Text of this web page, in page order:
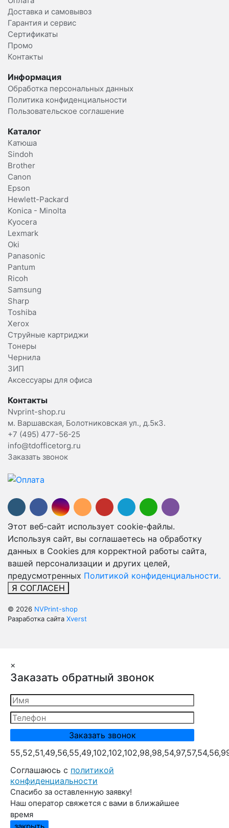
Доставка и самовывоз
Гарантия и сервис
Сертификаты
Промо
Контакты
Информация
Обработка персональных данных
Политика конфиденциальности
Пользовательское соглашение
Каталог
Катюша
Sindoh
Brother
Canon
Epson
Hewlett-Packard
Konica - Minolta
Kyocera
Lexmark
Oki
Panasonic
Pantum
Ricoh
Samsung
Sharp
Toshiba
Xerox
Струйные картриджи
Тонеры
Чернила
ЗИП
Аксессуары для офиса
Контакты
Nvprint-shop.ru
м. Варшавская, Болотниковская ул., д.5к3.
+7 (495) 477-56-25
info@tdofficetorg.ru
Заказать звонок
Этот веб-сайт использует cookie-файлы.
Используя сайт, вы соглашаетесь на обработку
данных в Cookies для корректной работы сайта,
вашей персонализации и других целей,
предусмотренных Политикой конфиденциальности.
Я СОГЛАСЕН
© 2026 NVPrint-shop
Разработка сайта Xverst
×
Заказать обратный звонок
Cоглашаюсь с политикой
конфиденциальности
Спасибо за оставленную заявку!
Наш оператор свяжется с вами в ближайшее
время